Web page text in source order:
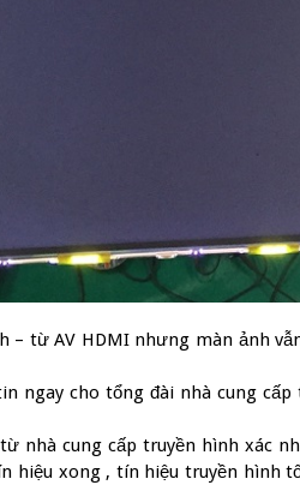
– từ AV HDMI nhưng màn ảnh
ngay cho tổng đài nhà cung
nhà cung cấp truyền hình xác
hiệu xong , tín hiệu truyền hình